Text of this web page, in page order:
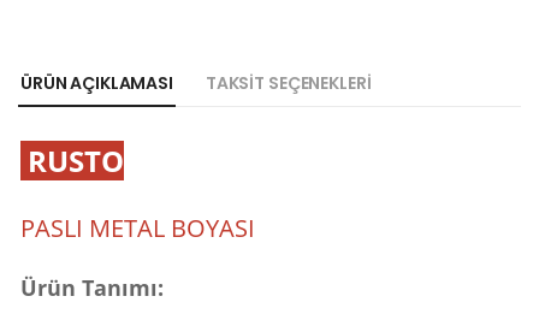
ÜRÜN AÇIKLAMASI TAKSIT SEÇENEKLERI
RUSTO
PASLI METAL BOYASI
Ürün Tanımı: